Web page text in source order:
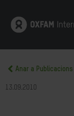
Anar a Publicacions
13.09.2010